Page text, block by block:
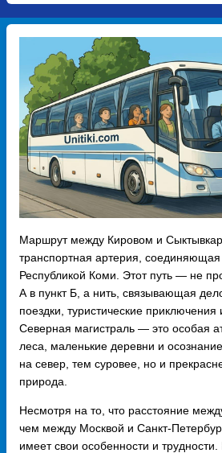
Маршрут между Кировом и
транспортная артерия, соединяющая
Республикой Коми. Этот путь — не
А в пункт Б, а нить, связывающая
поездки, туристические
Северная магистраль — это особая
леса, маленькие деревни и
на север, тем суровее, но и
природа.
Несмотря на то, что расстояние
чем между Москвой и Санкт-
имеет свои особенности и